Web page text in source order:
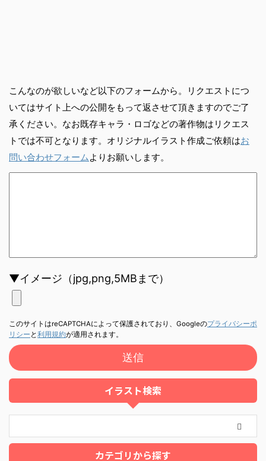
こんなのが欲しいなど以下のフォームから。リクエストにつ
いてはサイト上への公開をもって返させて頂きますのでご了
承ください。なお既存キャラ・ロゴなどの著作物はリクエス
トでは不可となります。オリジナルイラスト作成ご依頼はお
問い合わせフォーム よりお願いします。
▼イメージ（jpg,png,5MBまで）
このサイトはreCAPTCHAによって保護されており、Googleのプライバシーポ
リシー と利用規約が適用されます。
イラスト検索
カテゴリから探す